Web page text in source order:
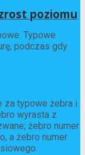
poziomu
Typowe
podczas gdy
za typowe żebra i
wyrasta z
żebro numer
a żebro numer